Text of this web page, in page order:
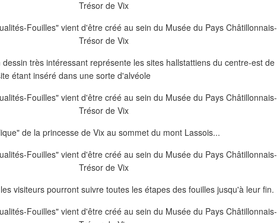
très intéressant représente les sites hallstattiens du centre-est de
étant inséré dans une sorte d'alvéole
de la princesse de Vix au sommet du mont Lassois...
visiteurs pourront suivre toutes les étapes des fouilles jusqu'à leur fin.